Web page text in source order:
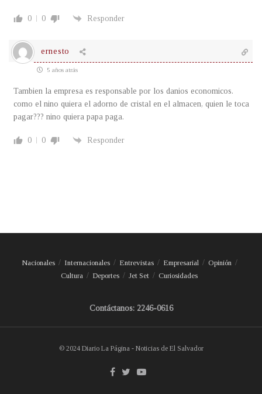
0 0 Responder
ernesto
5 años atrás
Tambien la empresa es responsable por los danios economicos.
como el nino quiera el adorno de cristal en el almacen, quien le toca
pagar??? nino quiera papa paga.
0 0 Responder
Nacionales Internacionales Entrevistas Empresarial
Opinión
Cultura
Deportes Jet Set Curiosidades
Contáctanos: 2246-0616
© 2024 Diario La Página - Noticias de El Salvador